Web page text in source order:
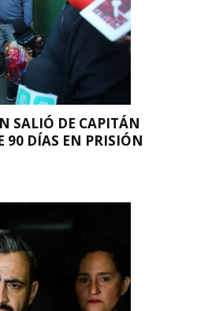
SALIÓ DE CAPITÁN
90 DÍAS EN PRISIÓN